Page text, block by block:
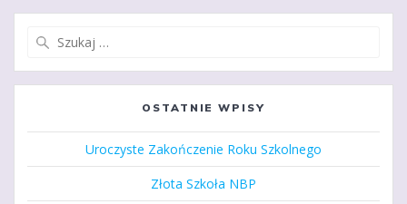
OSTATNIE WPISY
Uroczyste Zakończenie Roku Szkolnego
Złota Szkoła NBP